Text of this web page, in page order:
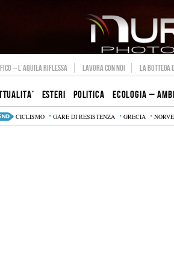
– L’AQUILA RIFLESSA LAVORA CON NOI LA BOTTEGA
ESTERI POLITICA ECOLOGIA –
CICLISMO GARE DI RESISTENZA GRECIA